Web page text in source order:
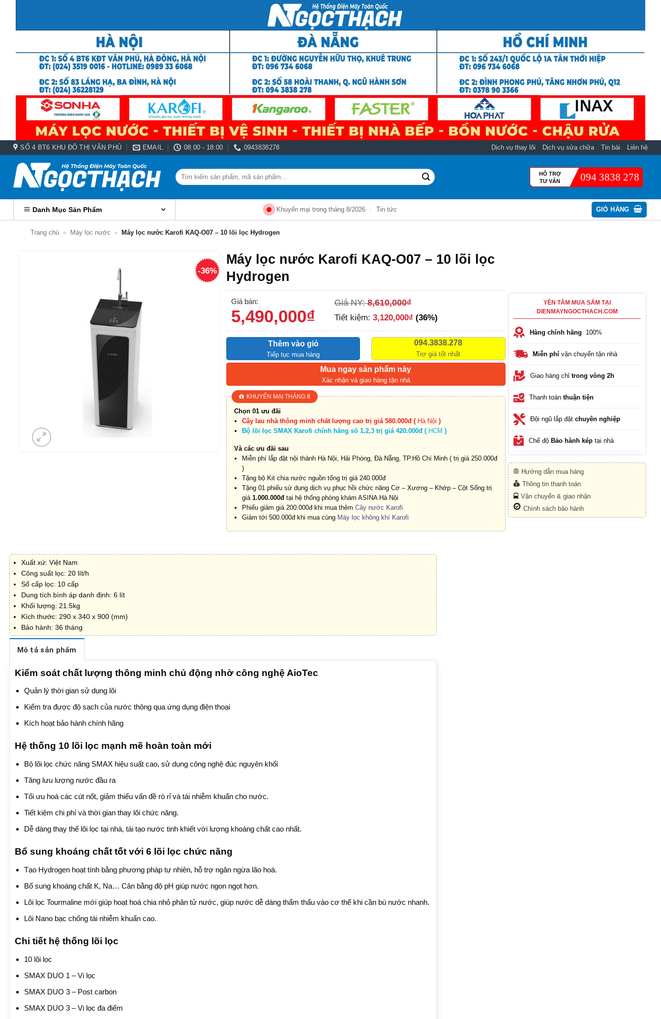
SỐ 4 BT6 KHU ĐÔ THỊ VĂN PHÚ EMAIL 08:00 - 18:00 0943838278 Dịch vụ thay lõi Dịch vụ sửa chữa Tin bài Liên hệ
Tìm
kiếm:
HỖ TRỢ
TƯ VẤN
094 3838 278
Danh Mục Sản Phẩm Khuyến mại trong tháng 8/2026 Tin tức GIỎ HÀNG
Trang chủ » Máy lọc nước » Máy lọc nước Karofi KAQ-O07 – 10 lõi lọc Hydrogen
-36%
Máy lọc nước Karofi KAQ-O07 – 10 lõi lọc
Hydrogen
Giá bán:
5,490,000₫
Giá NY:8,610,000₫
Tiết kiệm: 3,120,000₫ (36%)
Thêm vào giỏ
Tiếp tục mua hàng
094.3838.278
Trợ giá tốt nhất
Mua ngay sản phẩm này
Xác nhận và giao hàng tận nhà
KHUYẾN MẠI THÁNG 8
Chọn 01 ưu đãi
Cây lau nhà thông minh chất lượng cao trị giá 580.000đ ( Hà Nội )
Bộ lõi lọc SMAX Karofi chính hãng số 1,2,3 trị giá 420.000đ ( HCM)
Và các ưu đãi sau
Miễn phí lắp đặt nội thành Hà Nội, Hải Phòng, Đà Nẵng, TP.Hồ Chí Minh ( trị giá 250.000đ
)
Tặng bộ Kit chia nước nguồn tổng trị giá 240.000đ
Tặng 01 phiếu sử dụng dịch vụ phục hồi chức năng Cơ – Xương – Khớp – Cột Sống trị
giá1.000.000đ tại hệ thống phòng khám ASINA Hà Nội
Phiếu giảm giá 200.000đ khi mua thêmCây nước Karofi
Giảm tới 500.000đ khi mua cùng Máy lọc không khí Karofi
YÊN TÂM MUA SẮM TẠI
DIENMAYNGOCTHACH.COM
Hàng chính hãng 100%
Miễn phívận chuyển tận nhà
Giao hàng chỉtrong vòng 2h
Thanh toánthuận tiện
Đội ngũ lắp đặtchuyên nghiệp
Chế độBảo hành képtại nhà
Hướng dẫn mua hàng
Thông tin thanh toán
Vận chuyển & giao nhận
Chính sách bảo hành
Xuất xứ: Việt Nam
Công suất lọc: 20 lít/h
Số cấp lọc: 10 cấp
Dung tích bình áp danh định: 6 lít
Khối lượng: 21.5kg
Kích thước: 290 x 340 x 900 (mm)
Bảo hành: 36 tháng
Mô tả sản phẩm
Kiểm soát chất lượng thông minh chủ động nhờ công nghệ AioTec
Quản lý thời gian sử dụng lõi
Kiểm tra được độ sạch của nước thông qua ứng dụng điện thoại
Kích hoạt bảo hành chính hãng
Hệ thống 10 lõi lọc mạnh mẽ hoàn toàn mới
Bộ lõi lọc chức năng SMAX hiệu suất cao, sử dụng công nghệ đúc nguyên khối
Tăng lưu lượng nước đầu ra
Tối ưu hoá các cút nốt, giảm thiểu vấn đề rò rỉ và tái nhiễm khuẩn cho nước.
Tiết kiệm chi phí và thời gian thay lõi chức năng.
Dễ dàng thay thế lõi lọc tại nhà, tái tạo nước tinh khiết với lượng khoáng chất cao nhất.
Bổ sung khoáng chất tốt với 6 lõi lọc chức năng
Tạo Hydrogen hoạt tính bằng phương pháp tự nhiên, hỗ trợ ngăn ngừa lão hoá.
Bổ sung khoáng chất K, Na… Cân bằng độ pH giúp nước ngon ngọt hơn.
Lõi lọc Tourmaline mới giúp hoạt hoá chia nhỏ phân tử nước, giúp nước dễ dàng thẩm thấu vào cơ thể khi cần bù nước nhanh.
Lõi Nano bạc chống tái nhiễm khuẩn cao.
Chi tiết hệ thống lõi lọc
10 lõi lọc
SMAX DUO 1 – Vi lọc
SMAX DUO 3 – Post carbon
SMAX DUO 3 – Vi lọc đa điểm